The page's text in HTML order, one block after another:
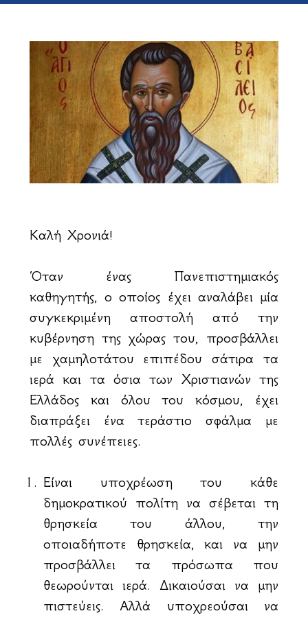
Καλή Χρονιά!
Όταν ένας Πανεπιστημιακός
καθηγητής, ο οποίος έχει αναλάβει μία
συγκεκριμένη αποστολή από την
κυβέρνηση της χώρας του, προσβάλλει
με χαμηλοτάτου επιπέδου σάτιρα τα
ιερά και τα όσια των Χριστιανών της
Ελλάδος και όλου του κόσμου, έχει
διαπράξει ένα τεράστιο σφάλμα με
πολλές συνέπειες.
Είναι υποχρέωση του κάθε
δημοκρατικού πολίτη να σέβεται τη
θρησκεία του άλλου, την
οποιαδήποτε θρησκεία, και να μην
προσβάλλει τα πρόσωπα που
θεωρούνται ιερά. Δικαιούσαι να μην
πιστεύεις. Αλλά υποχρεούσαι να